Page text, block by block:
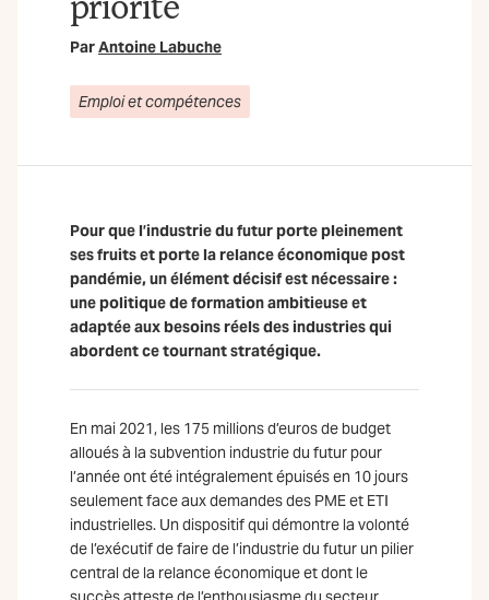
ParAntoine Labuche
Emploi et compétences
Pour que l’industrie du futur porte pleinement
ses fruits et porte la relance économique post
pandémie, un élément décisif est nécessaire :
une politique de formation ambitieuse et
adaptée aux besoins réels des industries qui
abordent ce tournant stratégique.
En mai 2021, les 175 millions d’euros de budget
alloués à la subvention industrie du futur pour
l’année ont été intégralement épuisés en 10 jours
seulement face aux demandes des PME et ETI
industrielles. Un dispositif qui démontre la volonté
de l’exécutif de faire de l’industrie du futur un pilier
central de la relance économique et dont le